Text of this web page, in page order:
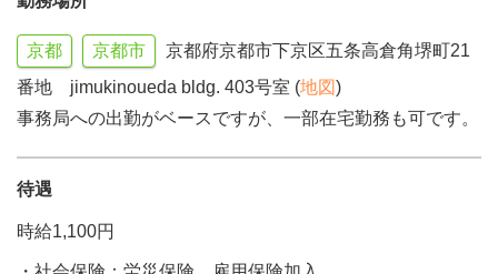
京都 京都市
京都府京都市下京区五条高倉角堺町21
番地 jimukinoueda bldg. 403号室 (地図)
事務局への出勤がベースですが、一部在宅勤務も可です。
待遇
時給1,100円